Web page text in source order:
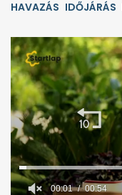
HAVAZÁS IDŐJÁRÁS
00:02 00:54